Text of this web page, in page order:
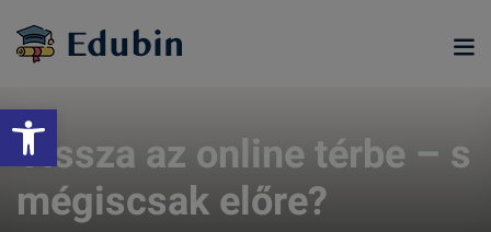
Eszköztár megnyitása
content
Vissza az online térbe – s
mégiscsak előre?